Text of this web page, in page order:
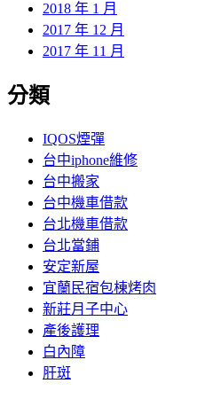
2018 年 1 月
2017 年 12 月
2017 年 11 月
分類
IQOS煙彈
台中iphone維修
台中搬家
台中機車借款
台北機車借款
台北當鋪
安定新屋
宜蘭民宿包棟烤肉
新莊月子中心
產後護理
白內障
肝斑